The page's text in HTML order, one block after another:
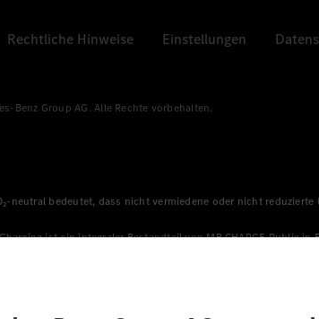
Rechtliche Hinweise Einstellungen
Benz Group AG. Alle Rechte vorbehalten.
neutral bedeutet, dass nicht vermiedene oder nicht
ist ein integraler Bestandteil von MB.CHARGE Public
Werte wurden nach dem vorgeschriebenen Messverfahren